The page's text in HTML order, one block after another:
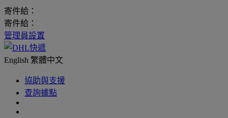
寄件給：
寄件給：
管理員設置
English 繁體中文
協助與支援
查詢據點